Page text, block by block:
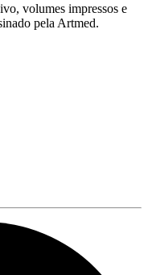
volumes impressos e
pela Artmed.